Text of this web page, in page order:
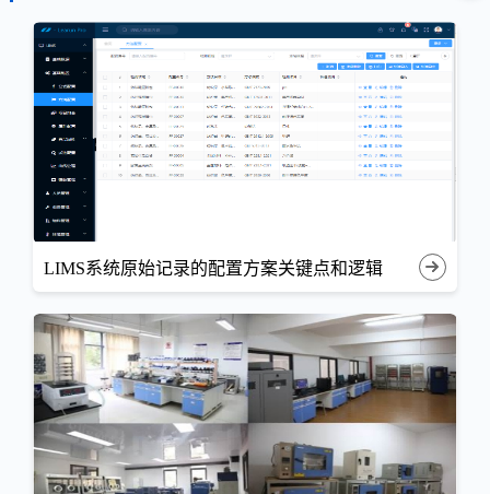
LIMS系统原始记录的配置方案关键点和逻辑